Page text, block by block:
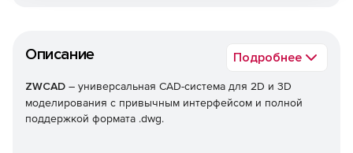
Описание Подробнее
ZWCAD – универсальная CAD-система для 2D и 3D
моделирования с привычным интерфейсом и полной
поддержкой формата .dwg.